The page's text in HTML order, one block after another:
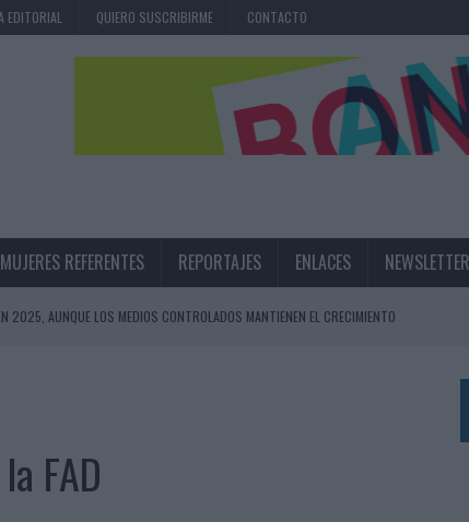
EDITORIAL QUIERO SUSCRIBIRME CONTACTO
MUJERES REFERENTES REPORTAJES ENLACES NEWSLETTER
2025, AUNQUE LOS MEDIOS CONTROLADOS MANTIENEN EL CRECIMIENTO
COMERCIAL GLOBAL
EN CORNETTO, CALIPPO Y SOLERO
FAD